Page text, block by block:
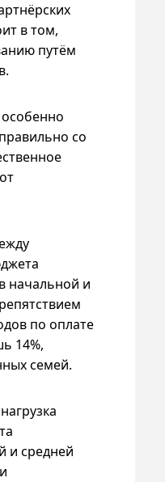
в том,
путём
со
начальной и
по оплате
14%,
семей.
и средней